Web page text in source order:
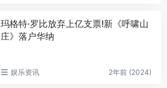
玛格特·罗比放弃上亿支票!新《呼啸山
庄》落户华纳
娱乐资讯 2年前 (2024)